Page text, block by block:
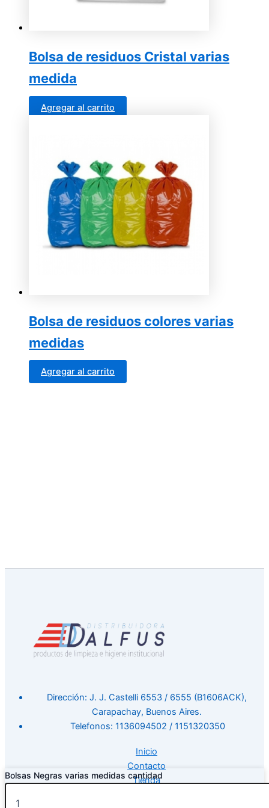
Bolsa de residuos Cristal varias
medida
Agregar al carrito
Bolsa de residuos colores varias
medidas
Agregar al carrito
Dirección: J. J. Castelli 6553 / 6555 (B1606ACK),
Carapachay, Buenos Aires.
Telefonos: 1136094502 / 1151320350
Inicio
Contacto
Tienda
Bolsas Negras varias medidas cantidad